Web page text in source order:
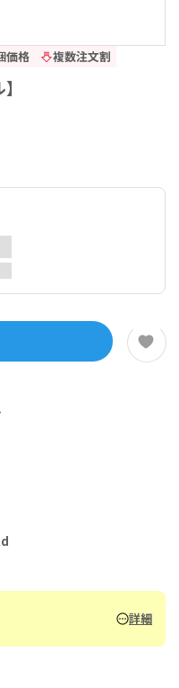
価格 複数注文割
詳細